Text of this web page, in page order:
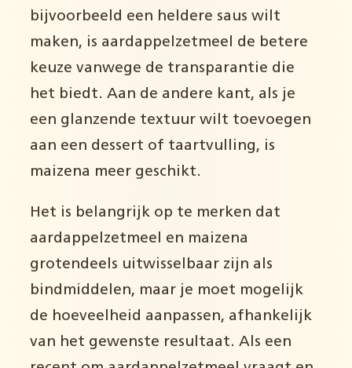
bijvoorbeeld een heldere saus wilt
maken, is aardappelzetmeel de betere
keuze vanwege de transparantie die
het biedt. Aan de andere kant, als je
een glanzende textuur wilt toevoegen
aan een dessert of taartvulling, is
maizena meer geschikt.
Het is belangrijk op te merken dat
aardappelzetmeel en maizena
grotendeels uitwisselbaar zijn als
bindmiddelen, maar je moet mogelijk
de hoeveelheid aanpassen, afhankelijk
van het gewenste resultaat. Als een